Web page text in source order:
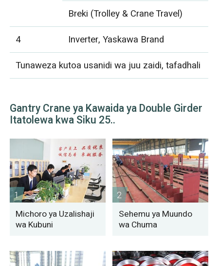
Breki (Trolley & Crane Travel)
4
Inverter, Yaskawa Brand
Tunaweza kutoa usanidi wa juu zaidi, tafadhali
Gantry Crane ya Kawaida ya Double Girder
Itatolewa kwa Siku 25..
1
Michoro ya Uzalishaji
wa Kubuni
2
Sehemu ya Muundo
wa Chuma